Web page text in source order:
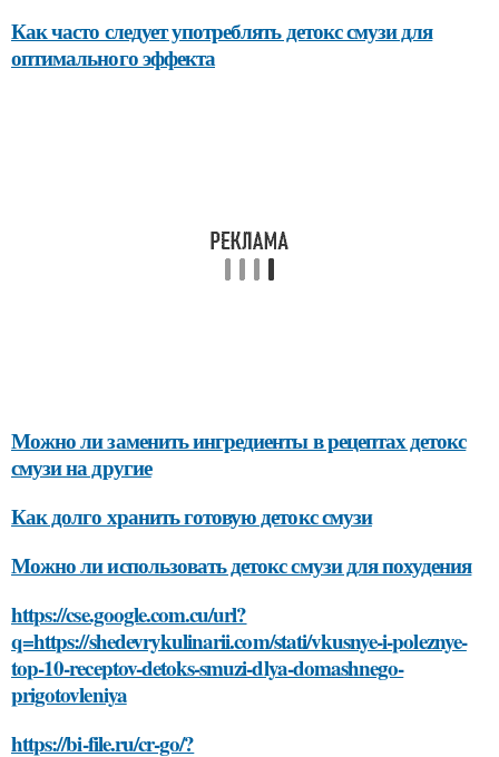
Как часто следует употреблять детокс смузи для
оптимального эффекта
Можно ли заменить ингредиенты в рецептах детокс
смузи на другие
Как долго хранить готовую детокс смузи
Можно ли использовать детокс смузи для похудения
https://cse.google.com.cu/url?
q=https://shedevrykulinarii.com/stati/vkusnye-i-poleznye-
top-10-receptov-detoks-smuzi-dlya-domashnego-
prigotovleniya
https://bi-file.ru/cr-go/?